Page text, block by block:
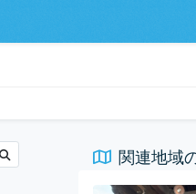
関連地域